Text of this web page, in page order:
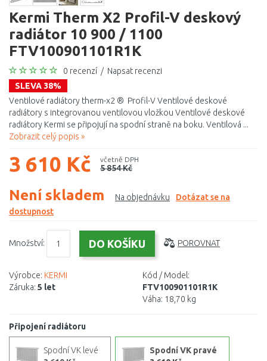
Kermi Therm X2 Profil-V deskový
radiátor 10 900 / 1100
FTV100901101R1K
0 recenzí / Napsat recenzi
SLEVA 38%
Ventilové radiátory therm-x2 ® Profil-V Ventilové deskové
radiátory s integrovanou ventilovou vložkou Ventilové deskové
radiátory Kermi se připojují na spodní straně na boku. Ventilová ...
Zobrazit celý popis »
3 610 Kč včetně DPH
5 854 Kč
Není skladem Na objednávku
Dotázat se na
dostupnost
Množství: POROVNAT
Výrobce: KERMI
Záruka: 5 let
Kód / Model:
FTV100901101R1K
Váha: 18,70 kg
Připojení radiátoru
Spodní VK levé
Spodní VK pravé